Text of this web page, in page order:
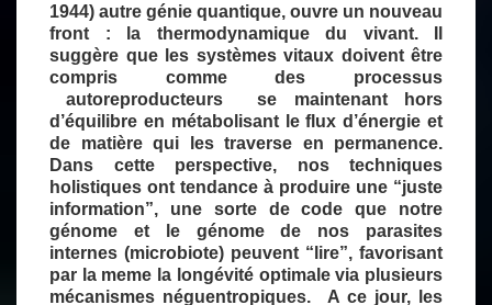
1944) autre génie quantique, ouvre un nouveau
front : la thermodynamique du vivant. Il
suggère que les systèmes vitaux doivent être
compris comme des processus
autoreproducteurs se maintenant hors
d’équilibre en métabolisant le flux d’énergie et
de matière qui les traverse en permanence.
Dans cette perspective, nos techniques
holistiques ont tendance à produire une “juste
information”, une sorte de code que notre
génome et le génome de nos parasites
internes (microbiote) peuvent “lire”, favorisant
par la meme la longévité optimale via plusieurs
mécanismes néguentropiques. A ce jour, les